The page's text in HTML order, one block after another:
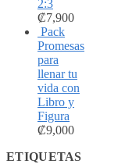
2:3
₡7,900
Pack
Promesas
para
llenar tu
vida con
Libro y
Figura
₡9,000
ETIQUETAS